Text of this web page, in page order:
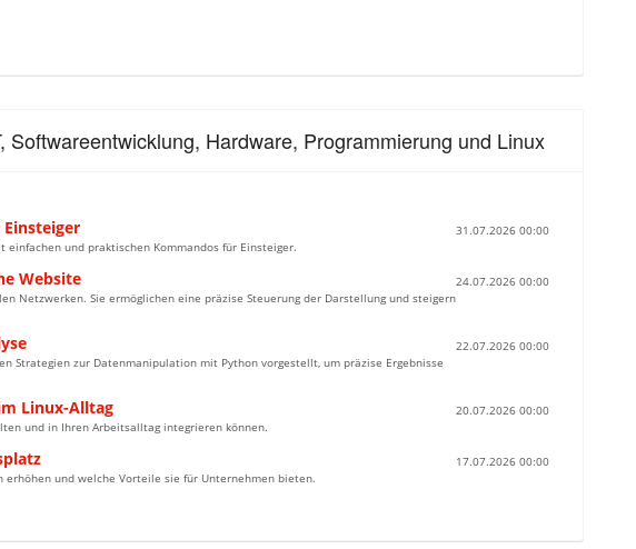
Hardware, Programmierung und Linux
31.07.2026 00:00
einfachen und praktischen Kommandos für Einsteiger.
Website
24.07.2026 00:00
Netzwerken. Sie ermöglichen eine präzise Steuerung der Darstellung und steigern
22.07.2026 00:00
Strategien zur Datenmanipulation mit Python vorgestellt, um präzise Ergebnisse
Linux-Alltag
20.07.2026 00:00
und in Ihren Arbeitsalltag integrieren können.
17.07.2026 00:00
erhöhen und welche Vorteile sie für Unternehmen bieten.